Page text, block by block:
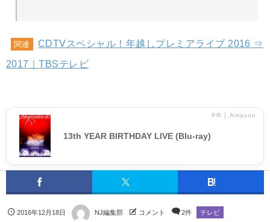
関連
CDTVスペシャル！年越しプレミアライブ 2016 ⇒
2017｜TBSテレビ
PR │ Amazon
13th YEAR BIRTHDAY LIVE (Blu-ray)
2016年12月18日 NJ編集部 コメント 2件 テレビ